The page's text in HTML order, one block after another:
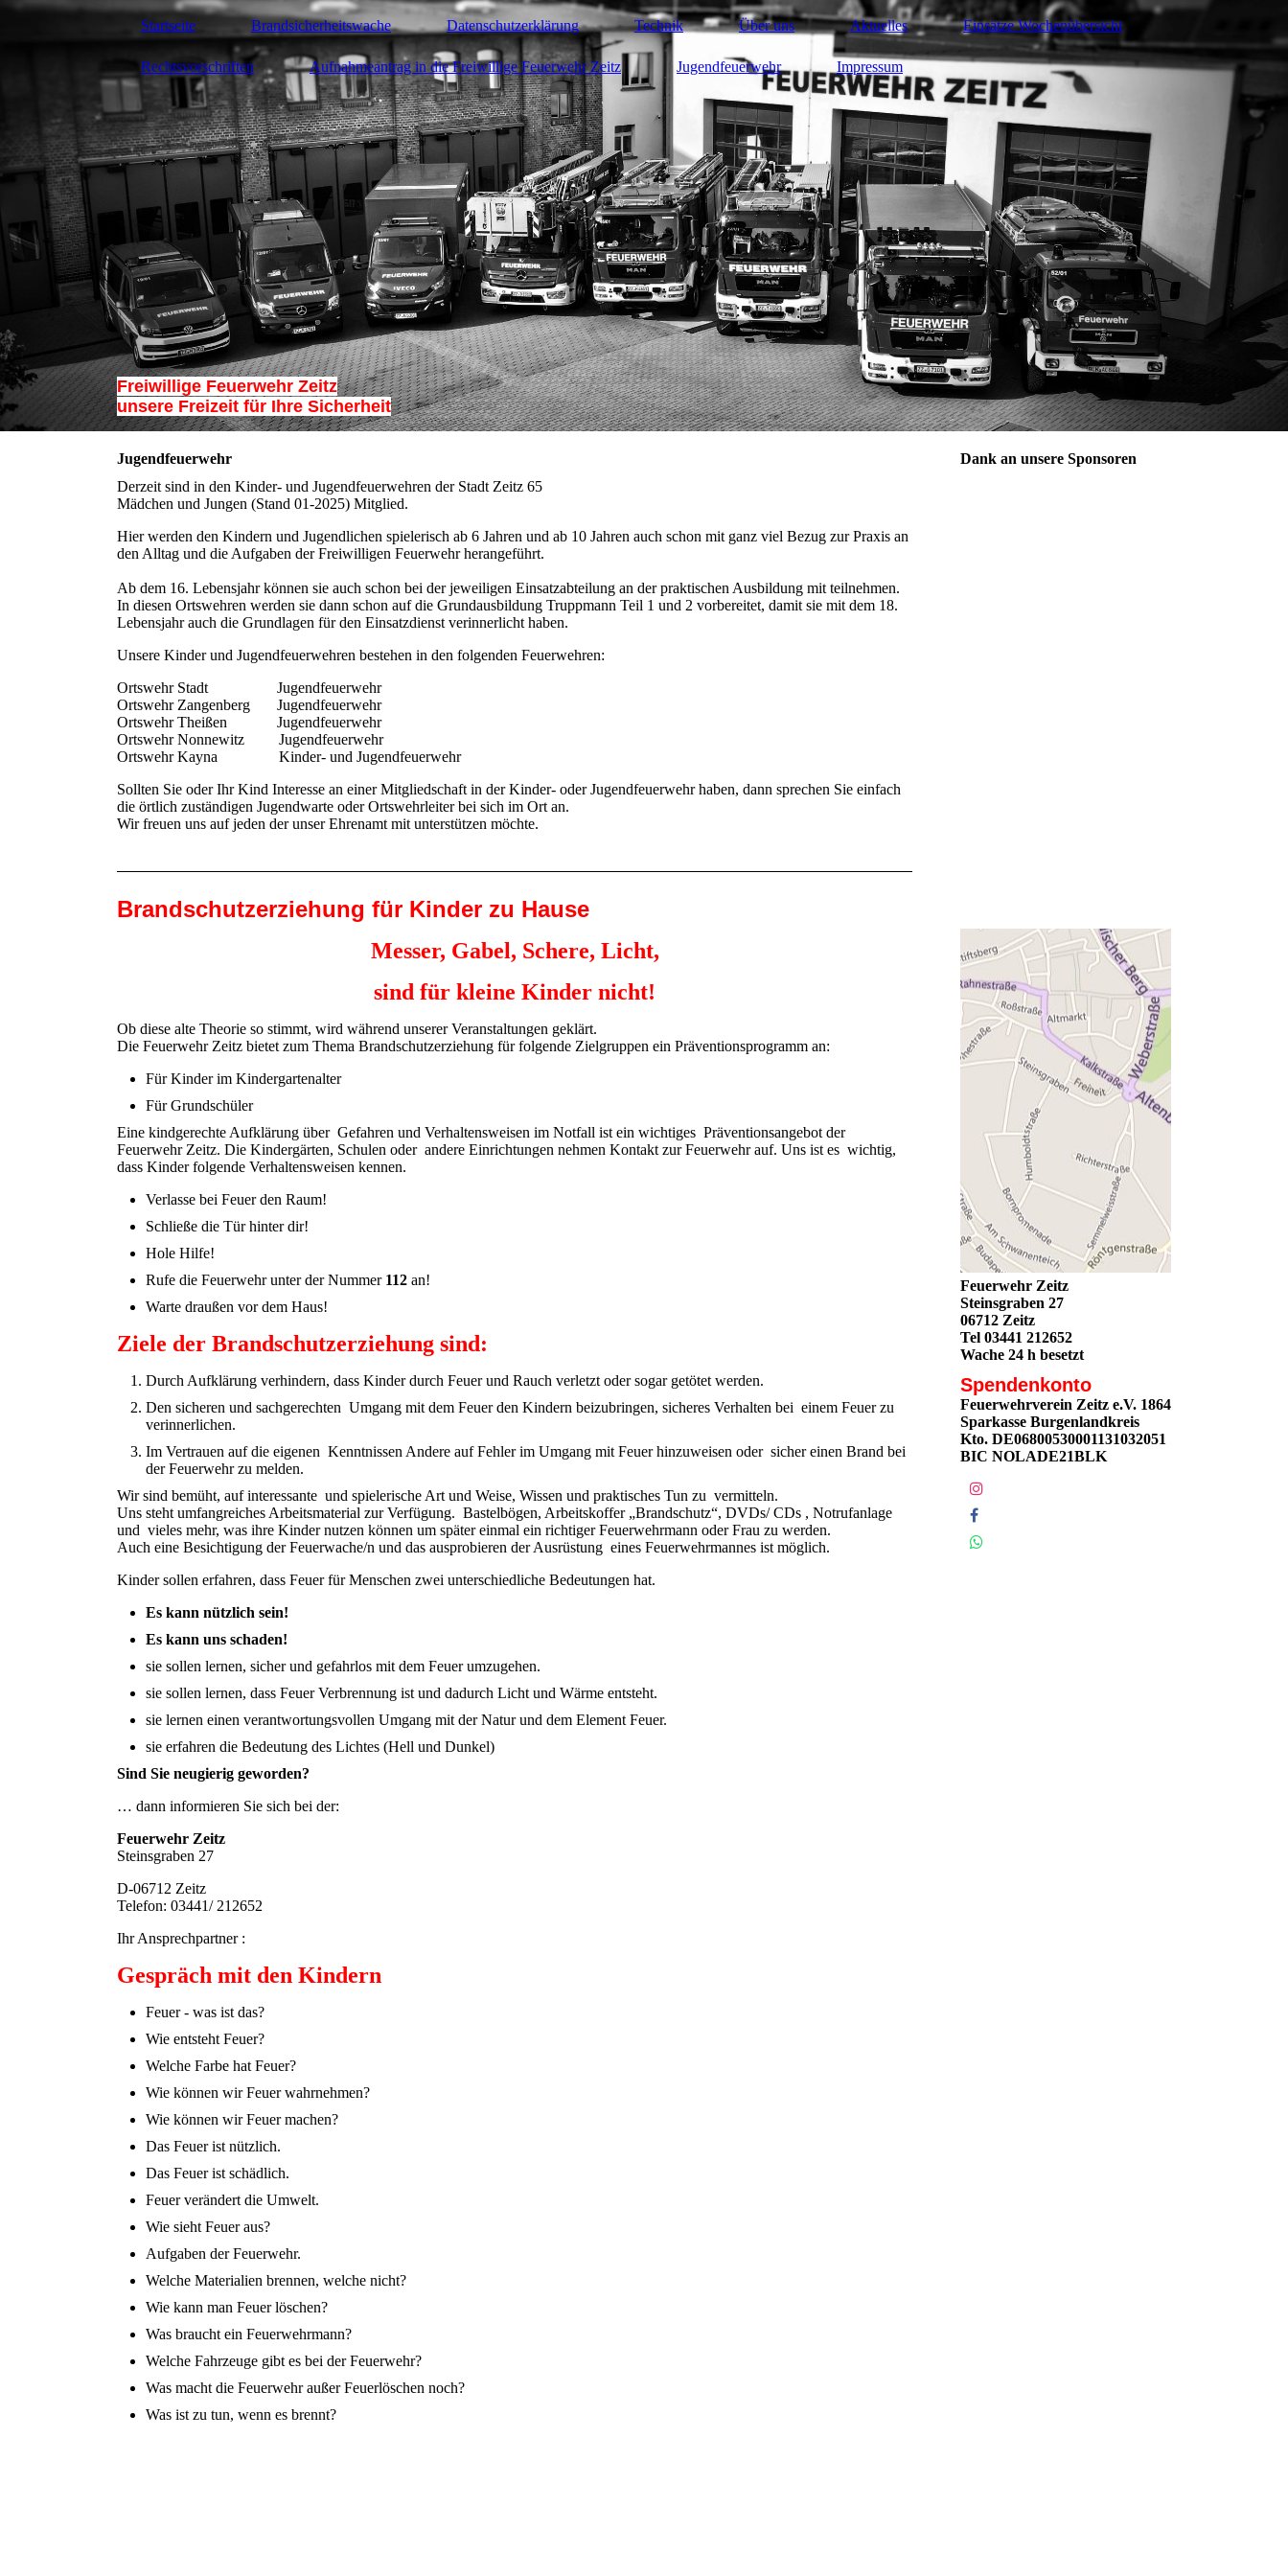
Startseite Brandsicherheitswache Datenschutzerklärung Technik Über uns Aktuelles Einsätze Wochenübersicht
Rechtsvorschriften Aufnahmeantrag in die Freiwillige Feuerwehr Zeitz Jugendfeuerwehr Impressum
Freiwillige Feuerwehr Zeitz
unsere Freizeit für Ihre Sicherheit
Jugendfeuerwehr
Derzeit sind in den Kinder- und Jugendfeuerwehren der Stadt Zeitz 65
Mädchen und Jungen (Stand 01-2025) Mitglied.
Hier werden den Kindern und Jugendlichen spielerisch ab 6 Jahren und ab 10 Jahren auch schon mit ganz viel Bezug zur Praxis an
den Alltag und die Aufgaben der Freiwilligen Feuerwehr herangeführt.
Ab dem 16. Lebensjahr können sie auch schon bei der jeweiligen Einsatzabteilung an der praktischen Ausbildung mit teilnehmen.
In diesen Ortswehren werden sie dann schon auf die Grundausbildung Truppmann Teil 1 und 2 vorbereitet, damit sie mit dem 18.
Lebensjahr auch die Grundlagen für den Einsatzdienst verinnerlicht haben.
Unsere Kinder und Jugendfeuerwehren bestehen in den folgenden Feuerwehren:
Ortswehr Stadt Jugendfeuerwehr
Ortswehr Zangenberg Jugendfeuerwehr
Ortswehr Theißen Jugendfeuerwehr
Ortswehr Nonnewitz Jugendfeuerwehr
Ortswehr Kayna Kinder- und Jugendfeuerwehr
Sollten Sie oder Ihr Kind Interesse an einer Mitgliedschaft in der Kinder- oder Jugendfeuerwehr haben, dann sprechen Sie einfach
die örtlich zuständigen Jugendwarte oder Ortswehrleiter bei sich im Ort an.
Wir freuen uns auf jeden der unser Ehrenamt mit unterstützen möchte.
Brandschutzerziehung für Kinder zu Hause
Messer, Gabel, Schere, Licht,
sind für kleine Kinder nicht!
Ob diese alte Theorie so stimmt, wird während unserer Veranstaltungen geklärt.
Die Feuerwehr Zeitz bietet zum Thema Brandschutzerziehung für folgende Zielgruppen ein Präventionsprogramm an:
Für Kinder im Kindergartenalter
Für Grundschüler
Eine kindgerechte Aufklärung über Gefahren und Verhaltensweisen im Notfall ist ein wichtiges Präventionsangebot der
Feuerwehr Zeitz. Die Kindergärten, Schulen oder andere Einrichtungen nehmen Kontakt zur Feuerwehr auf. Uns ist es wichtig,
dass Kinder folgende Verhaltensweisen kennen.
Verlasse bei Feuer den Raum!
Schließe die Tür hinter dir!
Hole Hilfe!
Rufe die Feuerwehr unter der Nummer 112 an!
Warte draußen vor dem Haus!
Ziele der Brandschutzerziehung sind:
Durch Aufklärung verhindern, dass Kinder durch Feuer und Rauch verletzt oder sogar getötet werden.
Den sicheren und sachgerechten Umgang mit dem Feuer den Kindern beizubringen, sicheres Verhalten bei einem Feuer zu
verinnerlichen.
Im Vertrauen auf die eigenen Kenntnissen Andere auf Fehler im Umgang mit Feuer hinzuweisen oder sicher einen Brand bei
der Feuerwehr zu melden.
Wir sind bemüht, auf interessante und spielerische Art und Weise, Wissen und praktisches Tun zu vermitteln.
Uns steht umfangreiches Arbeitsmaterial zur Verfügung. Bastelbögen, Arbeitskoffer „Brandschutz“, DVDs/ CDs , Notrufanlage
und vieles mehr, was ihre Kinder nutzen können um später einmal ein richtiger Feuerwehrmann oder Frau zu werden.
Auch eine Besichtigung der Feuerwache/n und das ausprobieren der Ausrüstung eines Feuerwehrmannes ist möglich.
Kinder sollen erfahren, dass Feuer für Menschen zwei unterschiedliche Bedeutungen hat.
Es kann nützlich sein!
Es kann uns schaden!
sie sollen lernen, sicher und gefahrlos mit dem Feuer umzugehen.
sie sollen lernen, dass Feuer Verbrennung ist und dadurch Licht und Wärme entsteht.
sie lernen einen verantwortungsvollen Umgang mit der Natur und dem Element Feuer.
sie erfahren die Bedeutung des Lichtes (Hell und Dunkel)
Sind Sie neugierig geworden?
… dann informieren Sie sich bei der:
Feuerwehr Zeitz
Steinsgraben 27
D-06712 Zeitz
Telefon: 03441/ 212652
Ihr Ansprechpartner :
Gespräch mit den Kindern
Feuer - was ist das?
Wie entsteht Feuer?
Welche Farbe hat Feuer?
Wie können wir Feuer wahrnehmen?
Wie können wir Feuer machen?
Das Feuer ist nützlich.
Das Feuer ist schädlich.
Feuer verändert die Umwelt.
Wie sieht Feuer aus?
Aufgaben der Feuerwehr.
Welche Materialien brennen, welche nicht?
Wie kann man Feuer löschen?
Was braucht ein Feuerwehrmann?
Welche Fahrzeuge gibt es bei der Feuerwehr?
Was macht die Feuerwehr außer Feuerlöschen noch?
Was ist zu tun, wenn es brennt?
Dank an unsere Sponsoren
Feuerwehr Zeitz
Steinsgraben 27
06712 Zeitz
Tel 03441 212652
Wache 24 h besetzt
Spendenkonto
Feuerwehrverein Zeitz e.V. 1864
Sparkasse Burgenlandkreis
Kto. DE06800530001131032051
BIC NOLADE21BLK